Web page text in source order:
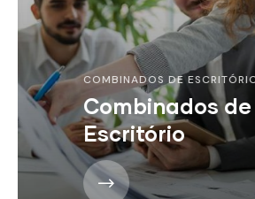
COMBINADOS DE ESCRITÓRIO
Combinados de
Escritório